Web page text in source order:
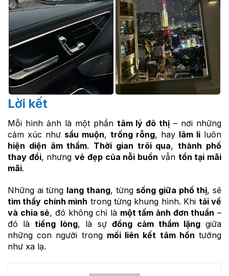
Lời kết
Mỗi hình ảnh là một phần tâm lý đô thị – nơi những
cảm xúc như sầu muộn, trống rỗng, hay lâm li luôn
hiện diện âm thầm. Thời gian trôi qua,thành phố
thay đổi, nhưngvẻ đẹp của nỗi buồn vẫn tồn tại mãi
mãi.
Những ai từng lang thang, từng sống giữa phố thị, sẽ
tìm thấy chính mình trong từng khung hình. Khi tải về
và chia sẻ, đó không chỉ là một tấm ảnh đơn thuần –
đó làtiếng lòng, là sự đồng cảm thầm lặnggiữa
những con người trong mối liên kết tâm hồn tưởng
như xa lạ.